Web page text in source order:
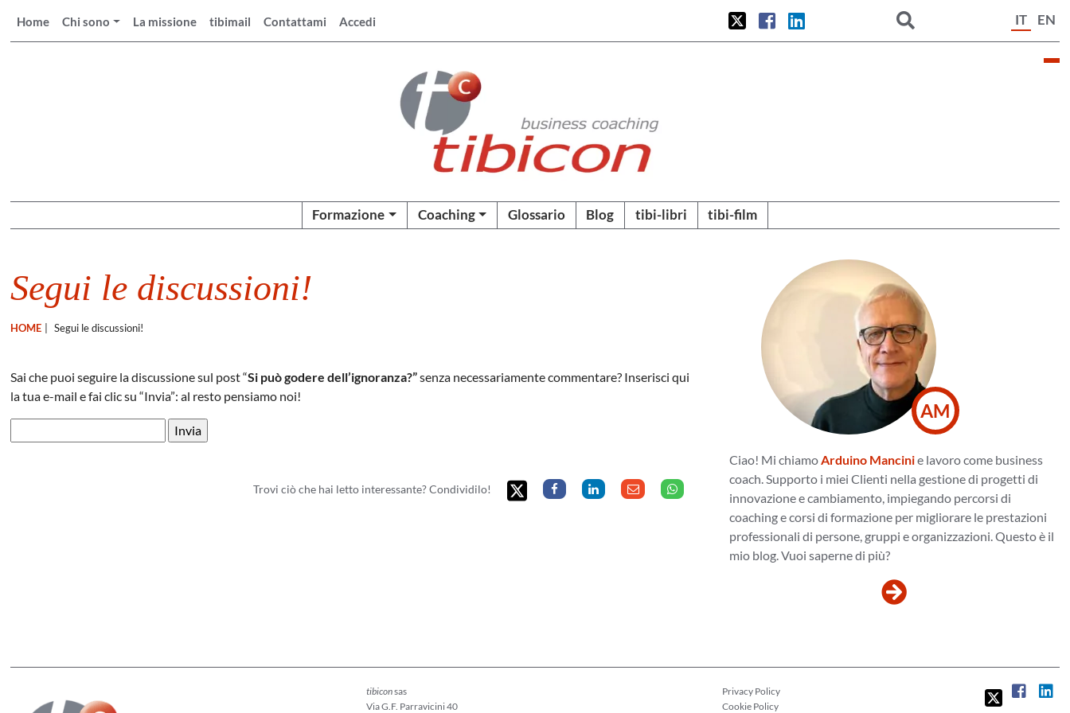
Home Chi sono La missione tibimail Contattami Accedi IT EN
Formazione Coaching Glossario Blog tibi-libri tibi-film
Segui le discussioni!
HOME Segui le discussioni!
Sai che puoi seguire la discussione sul post “Si può godere dell’ignoranza?”senza necessariamente commentare? Inserisci qui
la tua e-mail e fai clic su “Invia”: al resto pensiamo noi!
Trovi ciò che hai letto interessante? Condividilo!
AM
Ciao! Mi chiamoArduino Mancinie lavoro come business
coach. Supporto i miei Clienti nella gestione di progetti di
innovazione e cambiamento, impiegando percorsi di
coaching e corsi di formazione per migliorare le prestazioni
professionali di persone, gruppi e organizzazioni. Questo è il
mio blog. Vuoi saperne di più?
tibiconsas
Via G.F. Parravicini 40
Privacy Policy
Cookie Policy